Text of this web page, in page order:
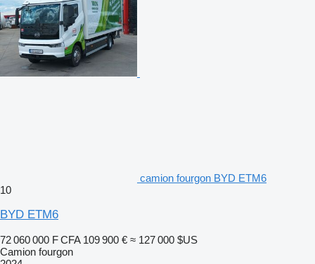
camion fourgon BYD ETM6
10
BYD ETM6
72 060 000 F CFA 109 900 € ≈ 127 000 $US
Camion fourgon